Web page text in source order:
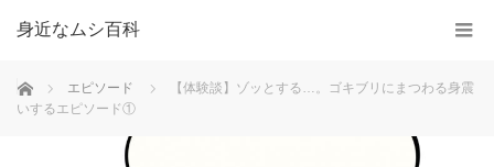
身近なムシ百科
ホーム エピソード
【体験談】ゾッとする…。ゴキブリにまつわる身震
いするエピソード①